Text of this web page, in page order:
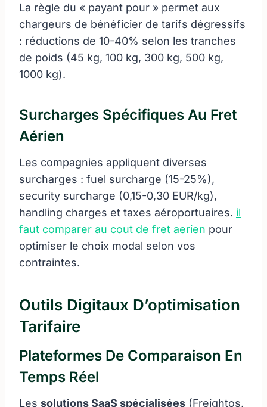
La règle du « payant pour » permet aux
chargeurs de bénéficier de tarifs dégressifs
: réductions de 10-40% selon les tranches
de poids (45 kg, 100 kg, 300 kg, 500 kg,
1000 kg).
Surcharges Spécifiques Au Fret
Aérien
Les compagnies appliquent diverses
surcharges : fuel surcharge (15-25%),
security surcharge (0,15-0,30 EUR/kg),
handling charges et taxes aéroportuaires. il
faut comparer au cout de fret aerien pour
optimiser le choix modal selon vos
contraintes.
Outils Digitaux D’optimisation
Tarifaire
Plateformes De Comparaison En
Temps Réel
Les solutions SaaS spécialisées (Freightos,